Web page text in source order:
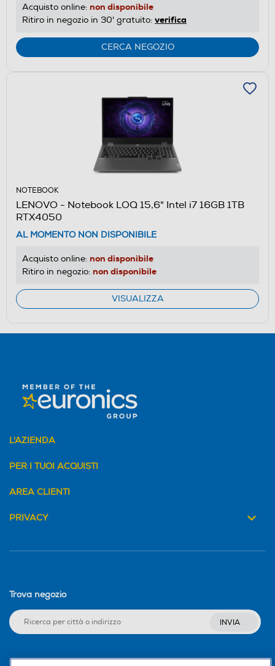
Acquisto online: non disponibile
Ritiro in negozio in 30' gratuito: verifica
CERCA NEGOZIO
NOTEBOOK
LENOVO - Notebook LOQ 15,6" Intel i7 16GB 1TB
RTX4050
AL MOMENTO NON DISPONIBILE
Acquisto online: non disponibile
Ritiro in negozio: non disponibile
VISUALIZZA
L'AZIENDA
PER I TUOI ACQUISTI
AREA CLIENTI
PRIVACY
Trova negozio
INVIA